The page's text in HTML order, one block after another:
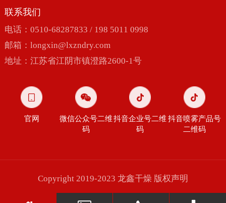
联系我们
电话：0510-68287833 / 198 5011 0998
邮箱： longxin@lxzndry.com
地址：江苏省江阴市镇澄路2600-1号
官网
微信公众号二维
码
抖音企业号二维
码
抖音喷雾产品号
二维码
Copyright 2019-2023 龙鑫干燥 版权声明